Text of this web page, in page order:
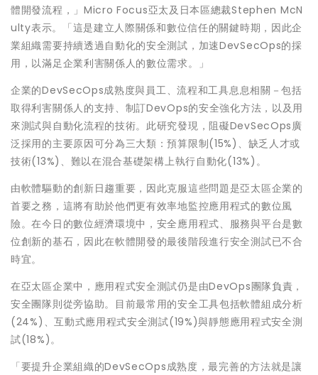
體開發流程，」Micro Focus亞太及日本區總裁Stephen McN
ulty表示。「這是建立人際關係和數位信任的關鍵時期，因此企
業組織需要持續透過自動化的安全測試，加速DevSecOps的採
用，以滿足企業利害關係人的數位需求。」
企業的DevSecOps成熟度與員工、流程和工具息息相關－包括
取得利害關係人的支持、制訂DevOps的安全強化方法，以及用
來測試與自動化流程的技術。此研究發現，阻礙DevSecOps廣
泛採用的主要原因可分為三大類：預算限制(15%)、缺乏人才或
技術(13%)、難以在混合基礎架構上執行自動化(13%)。
由軟體驅動的創新日趨重要，因此克服這些問題是亞太區企業的
首要之務，這將有助於他們更有效率地監控應用程式的數位風
險。在今日的數位經濟環境中，安全應用程式、服務與平台是數
位創新的基石，因此在軟體開發的最後階段進行安全測試已不合
時宜。
在亞太區企業中，應用程式安全測試仍是由DevOps團隊負責，
安全團隊則從旁協助。目前最常用的安全工具包括軟體組成分析
(24%)、互動式應用程式安全測試(19%)與靜態應用程式安全測
試(18%)。
「要提升企業組織的DevSecOps成熟度，最完善的方法就是讓